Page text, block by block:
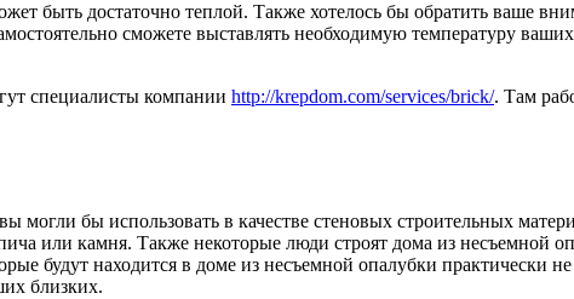
быть достаточно теплой. Также хотелось бы обратить ваше
сможете выставлять необходимую температуру
специалисты компании http://krepdom.com/services/brick/. Там
бы использовать в качестве стеновых строительных
или камня. Также некоторые люди строят дома из несъемной
будут находится в доме из несъемной опалубки практически
близких.